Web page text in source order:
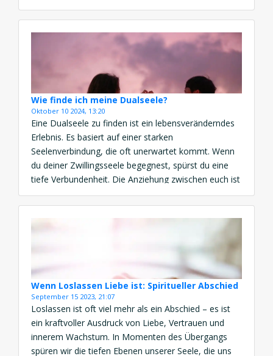
für Fremdgehen es gibt. Anzeichen für Fremdgehen
Es gibt eindeutige Anzeichen, die darauf hindeuten
können, dass jemand […]
Wie finde ich meine Dualseele?
Oktober 10 2024, 13:20
Eine Dualseele zu finden ist ein lebensveränderndes
Erlebnis. Es basiert auf einer starken
Seelenverbindung, die oft unerwartet kommt. Wenn
du deiner Zwillingsseele begegnest, spürst du eine
tiefe Verbundenheit. Die Anziehung zwischen euch ist
magisch. Ihr erkennt euch sofort als Seelenpartner.
Diese Begegnung kann dein Leben für immer
verändern. Du musst deine Dualseele nicht aktiv
Wenn Loslassen Liebe ist: Spiritueller Abschied
September 15 2023, 21:07
Loslassen ist oft viel mehr als ein Abschied – es ist
ein kraftvoller Ausdruck von Liebe, Vertrauen und
innerem Wachstum. In Momenten des Übergangs
spüren wir die tiefen Ebenen unserer Seele, die uns